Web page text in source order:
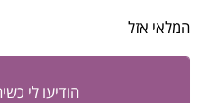
המלאי אזל
הודיעו לי